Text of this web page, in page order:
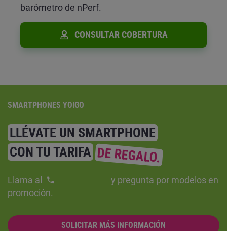
barómetro de nPerf.
CONSULTAR COBERTURA
SMARTPHONES YOIGO
LLÉVATE UN SMARTPHONE
CON TU TARIFA DE REGALO.
Llama al
y pregunta por modelos en
promoción.
SOLICITAR MÁS INFORMACIÓN